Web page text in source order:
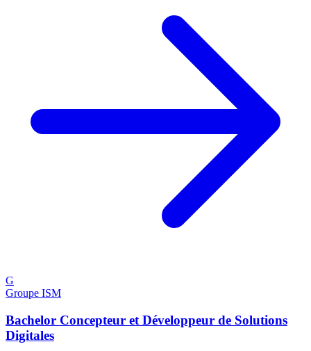
G
Groupe ISM
Bachelor Concepteur et Développeur de Solutions
Digitales